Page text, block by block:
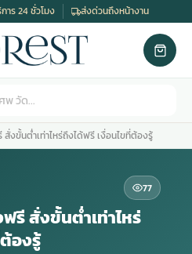
าร 24 ชั่วโมง ส่งด่วนถึงหน้างาน
งขั้นต่ำเท่าไหร่ถึงได้ฟรี เงื่อนไขที่ต้องรู้
77
รี สั่งขั้นต่ำเท่าไหร่
องรู้